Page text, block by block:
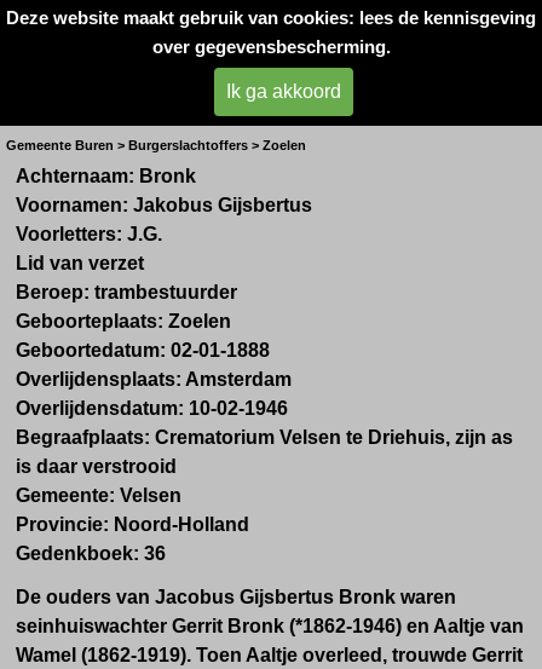
Deze website maakt gebruik van cookies: lees de kennisgeving
over gegevensbescherming.
Ik ga akkoord
Oorlogsslachtoffers
West- Betuwe
Gemeente Buren > Burgerslachtoffers > Zoelen
Achternaam: Bronk
Voornamen: Jakobus Gijsbertus
Voorletters: J.G.
Lid van verzet
Beroep: trambestuurder
Geboorteplaats: Zoelen
Geboortedatum: 02-01-1888
Overlijdensplaats: Amsterdam
Overlijdensdatum: 10-02-1946
Begraafplaats: Crematorium Velsen te Driehuis, zijn as
is daar verstrooid
Gemeente: Velsen
Provincie: Noord-Holland
Gedenkboek: 36
De ouders van Jacobus Gijsbertus Bronk waren
seinhuiswachter Gerrit Bronk (*1862-1946) en Aaltje van
Wamel (1862-1919). Toen Aaltje overleed, trouwde Gerrit